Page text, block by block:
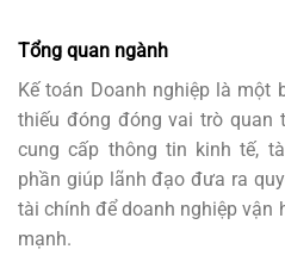
Tổng quan ngành
Kế toán Doanh nghiệp là một
thiếu đóng đóng vai trò quan
cung cấp thông tin kinh tế,
phần giúp lãnh đạo đưa ra
tài chính để doanh nghiệp vận
mạnh.